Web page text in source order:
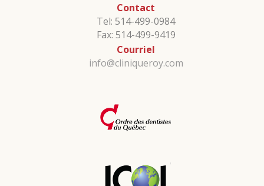
Contact
Tel: 514-499-0984
Fax: 514-499-9419
Courriel
info@cliniqueroy.com